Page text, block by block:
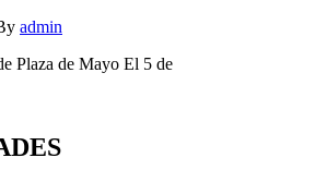
admin
Plaza de Mayo El 5 de